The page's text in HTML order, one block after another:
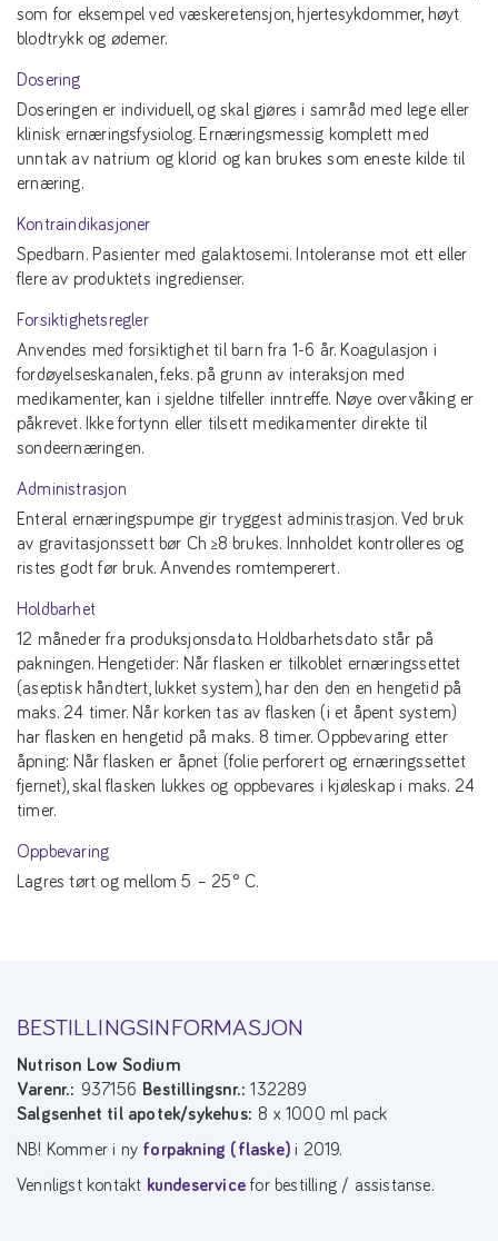
som for eksempel ved væskeretensjon, hjertesykdommer, høyt
blodtrykk og ødemer.
Dosering
Doseringen er individuell, og skal gjøres i samråd med lege eller
klinisk ernæringsfysiolog. Ernæringsmessig komplett med
unntak av natrium og klorid og kan brukes som eneste kilde til
ernæring.
Kontraindikasjoner
Spedbarn. Pasienter med galaktosemi. Intoleranse mot ett eller
flere av produktets ingredienser.
Forsiktighetsregler
Anvendes med forsiktighet til barn fra 1-6 år. Koagulasjon i
fordøyelseskanalen, f.eks. på grunn av interaksjon med
medikamenter, kan i sjeldne tilfeller inntreffe. Nøye overvåking er
påkrevet. Ikke fortynn eller tilsett medikamenter direkte til
sondeernæringen.
Administrasjon
Enteral ernæringspumpe gir tryggest administrasjon. Ved bruk
av gravitasjonssett bør Ch ≥8 brukes. Innholdet kontrolleres og
ristes godt før bruk. Anvendes romtemperert.
Holdbarhet
12 måneder fra produksjonsdato. Holdbarhetsdato står på
pakningen. Hengetider: Når flasken er tilkoblet ernæringssettet
(aseptisk håndtert, lukket system), har den den en hengetid på
maks. 24 timer. Når korken tas av flasken (i et åpent system)
har flasken en hengetid på maks. 8 timer. Oppbevaring etter
åpning: Når flasken er åpnet (folie perforert og ernæringssettet
fjernet), skal flasken lukkes og oppbevares i kjøleskap i maks. 24
timer.
Oppbevaring
Lagres tørt og mellom 5 – 25° C.
BESTILLINGSINFORMASJON
Nutrison Low Sodium
Varenr.: 937156 Bestillingsnr.:132289
Salgsenhet til apotek/sykehus: 8 x 1000 ml pack
NB! Kommer i ny forpakning (flaske) i 2019.
Vennligst kontakt kundeservice for bestilling / assistanse.